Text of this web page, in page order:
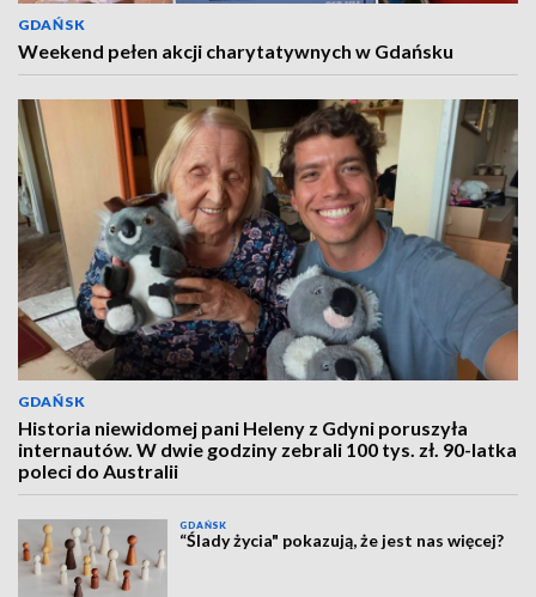
GDAŃSK
Weekend pełen akcji charytatywnych w Gdańsku
GDAŃSK
Historia niewidomej pani Heleny z Gdyni poruszyła
internautów. W dwie godziny zebrali 100 tys. zł. 90-latka
poleci do Australii
GDAŃSK
“Ślady życia" pokazują, że jest nas więcej?